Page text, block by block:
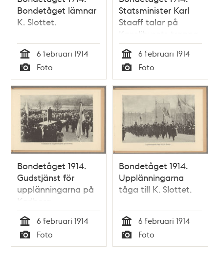
Bondetåget lämnar
K. Slottet.
Tid
6 februari 1914
Typ
Foto
Statsminister Karl
Staaff talar på
Kanslihusets trappa
omgiven av
regeringen.
Tid
6 februari 1914
Typ
Foto
Bondetåget 1914.
Gudstjänst för
upplänningarna på
Karlberg
Tid
6 februari 1914
Typ
Foto
Bondetåget 1914.
Upplänningarna
tåga till K. Slottet.
Tid
6 februari 1914
Typ
Foto